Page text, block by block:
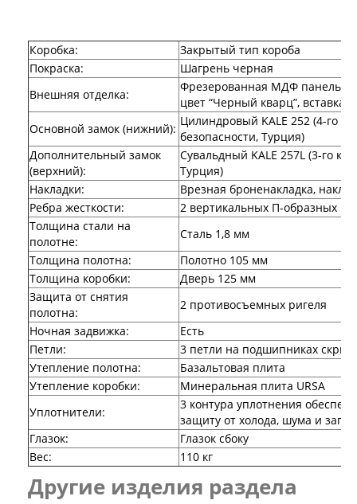
Двери Интекрон
Интекрон Брайтон Антрацит
Интекрон Вектор
Интекрон Греция
Интекрон Колизей
Интекрон Колизей Белый
Интекрон Неаполь
Интекрон Олимпия
Интекрон Премьера
Интекрон Профит
Интекрон Ронда
Интекрон Сицилия
Интекрон Спарта Белая
Интекрон Спарта Грей
Интекрон Термо
Интекрон Тетра
Интекрон Фараон
Интекрон Форте
Двери АСД
Двери Ратибор
Двери Аргус
Межкомнатные двери
Двери Альберо
Альянс
Вест
Галерея
Коробка:
Закрытый тип короба
Покраска:
Шагрень черная
Внешняя отделка:
Фрезерованная МДФ панель
цвет “Черный кварц”, вставка
Основной замок (нижний):
Цилиндровый KALE 252 (4-го
безопасности, Турция)
Дополнительный замок
(верхний):
Сувальдный KALE 257L (3-го
Турция)
Накладки:
Врезная броненакладка,
Ребра жесткости:
2 вертикальных П-образных
Толщина стали на
полотне:
Сталь 1,8 мм
Толщина полотна:
Полотно 105 мм
Толщина коробки:
Дверь 125 мм
Защита от снятия
полотна:
2 противосъемных ригеля
Ночная задвижка:
Есть
Петли:
3 петли на подшипниках
Утепление полотна:
Базальтовая плита
Утепление коробки:
Минеральная плита URSA
Уплотнители:
3 контура уплотнения
защиту от холода, шума и
Глазок:
Глазок сбоку
Вес:
110 кг
Другие изделия раздела